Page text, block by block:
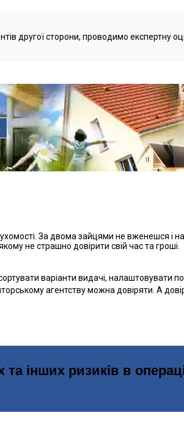
другої сторони, проводимо експертну
За двома зайцями не вженешся і
не страшно довірити свій час та гроші.
варіанти видачі, налаштовувати
агентству можна довіряти. А
інших ризиків в